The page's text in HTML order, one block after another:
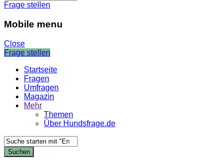
Frage stellen
Mobile menu
Close
Frage stellen
Startseite
Fragen
Umfragen
Magazin
Mehr
Themen
Über Hundsfrage.de